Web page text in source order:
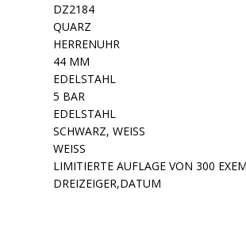
DZ2184
QUARZ
HERRENUHR
44 MM
EDELSTAHL
5 BAR
EDELSTAHL
SCHWARZ, WEISS
WEISS
LIMITIERTE AUFLAGE VON 300
DREIZEIGER,DATUM